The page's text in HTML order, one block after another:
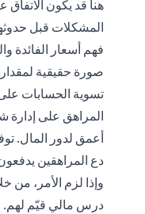
هنا قد يكون
المشكلات قبل
فهم أسعار الفائدة
صورة حقيقية لمقدار
تسوية الحسابات
المراهق على إدارة
أعمق لدور المال.
دع المراهقين
وإذا لزم الأمر، من
درس مالي قيّم لهم.